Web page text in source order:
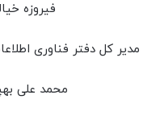
فیروزه
مدیر کل دفتر فناوری
محمد علی